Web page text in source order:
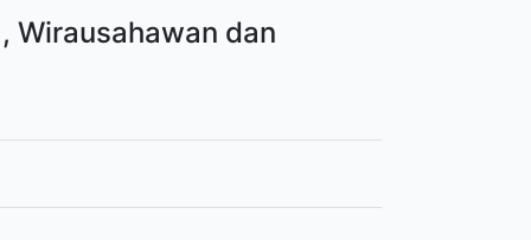
Wirausahawan dan